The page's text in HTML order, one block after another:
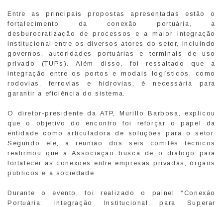
Entre as principais propostas apresentadas estão o
fortalecimento da conexão portuária, a
desburocratização de processos e a maior integração
institucional entre os diversos atores do setor, incluindo
governos, autoridades portuárias e terminais de uso
privado (TUPs). Além disso, foi ressaltado que a
integração entre os portos e modais logísticos, como
rodovias, ferrovias e hidrovias, é necessária para
garantir a eficiência do sistema.
O diretor-presidente da ATP, Murillo Barbosa, explicou
que o objetivo do encontro foi reforçar o papel da
entidade como articuladora de soluções para o setor.
Segundo ele, a reunião dos seis comitês técnicos
reafirmou que a Associação busca de o diálogo para
fortalecer as conexões entre empresas privadas, órgãos
públicos e a sociedade.
Durante o evento, foi realizado o painel “Conexão
Portuária: Integração Institucional para Superar